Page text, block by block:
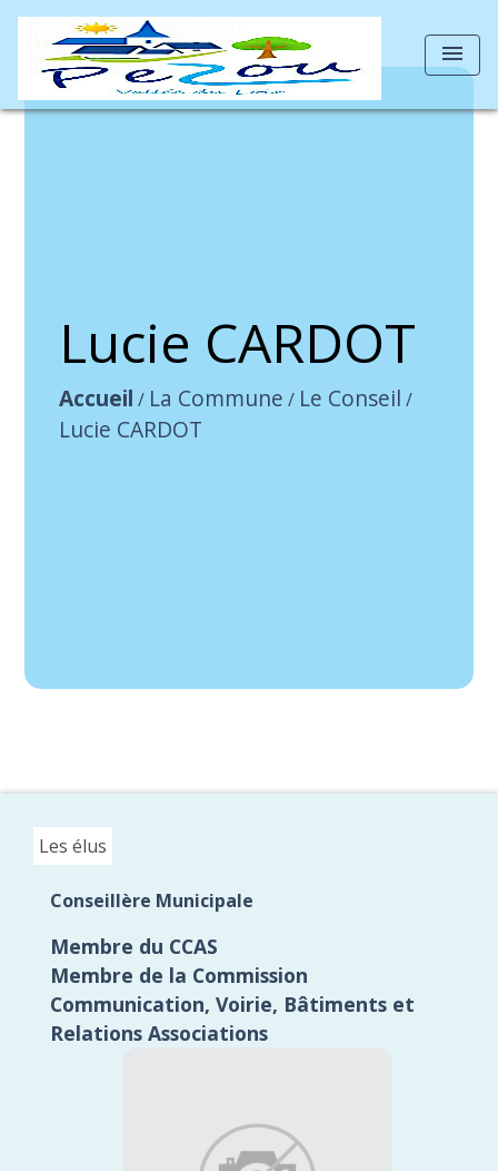
menu
Lucie CARDOT
Accueil / La Commune / Le Conseil /
Lucie CARDOT
Les élus
Conseillère Municipale
Membre du CCAS
Membre de la Commission
Communication, Voirie, Bâtiments et
Relations Associations